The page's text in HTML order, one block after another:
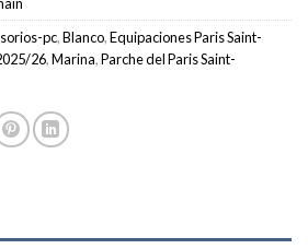
pc,Blanco,Equipaciones Paris Saint-
26,Marina,Parche del Paris Saint-